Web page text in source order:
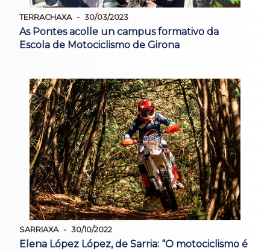
TERRACHAXA 30/03/2023
As Pontes acolle un campus formativo da
Escola de Motociclismo de Girona
SARRIAXA 30/10/2022
Elena López López, de Sarria: “O motociclismo é